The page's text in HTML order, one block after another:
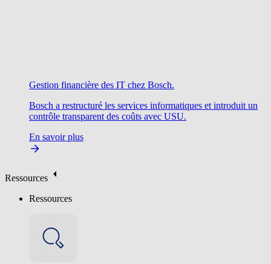
Gestion financière des IT chez Bosch.
Bosch a restructuré les services informatiques et introduit un
contrôle transparent des coûts avec USU.
En savoir plus
Ressources
Ressources